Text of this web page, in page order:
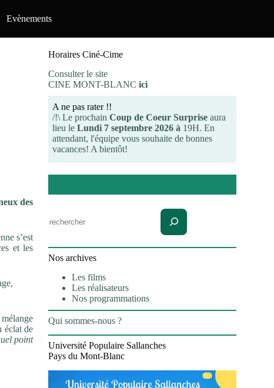
Evènements
des
s’est
et les
éclat de
point
Horaires Ciné-Cime
Consulter le site
CINE MONT-BLANC ici
A ne pas rater !!
/!\ Le prochain Coup de Coeur Surprise aura
lieu le Lundi 7 septembre 2026 à 19H. En
attendant, l'équipe vous souhaite de bonnes
vacances! A bientôt!
Nos archives
Les films
Les réalisateurs
Nos programmations
Qui sommes-nous ?
Université Populaire Sallanches
Pays du Mont-Blanc